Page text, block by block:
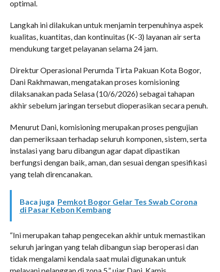
optimal.
Langkah ini dilakukan untuk menjamin terpenuhinya aspek
kualitas, kuantitas, dan kontinuitas (K-3) layanan air serta
mendukung target pelayanan selama 24 jam.
Direktur Operasional Perumda Tirta Pakuan Kota Bogor,
Dani Rakhmawan, mengatakan proses komisioning
dilaksanakan pada Selasa (10/6/2026) sebagai tahapan
akhir sebelum jaringan tersebut dioperasikan secara penuh.
Menurut Dani, komisioning merupakan proses pengujian
dan pemeriksaan terhadap seluruh komponen, sistem, serta
instalasi yang baru dibangun agar dapat dipastikan
berfungsi dengan baik, aman, dan sesuai dengan spesifikasi
yang telah direncanakan.
Baca juga Pemkot Bogor Gelar Tes Swab Corona
di Pasar Kebon Kembang
“Ini merupakan tahap pengecekan akhir untuk memastikan
seluruh jaringan yang telah dibangun siap beroperasi dan
tidak mengalami kendala saat mulai digunakan untuk